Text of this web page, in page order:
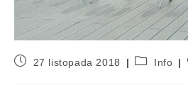
27 listopada 2018 Info